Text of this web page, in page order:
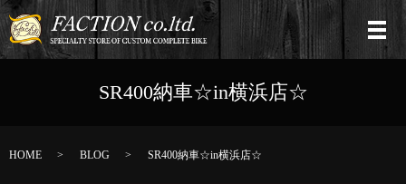
SR400納車☆in横浜店☆
HOME BLOG SR400納車☆in横浜店☆